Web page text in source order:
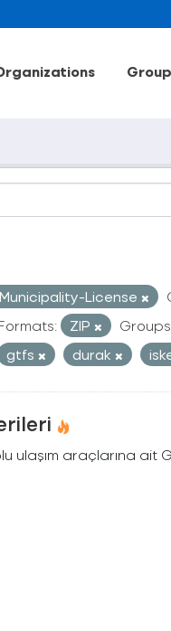
License
ZIP
gtfs durak
ulaşım araçlarına ait